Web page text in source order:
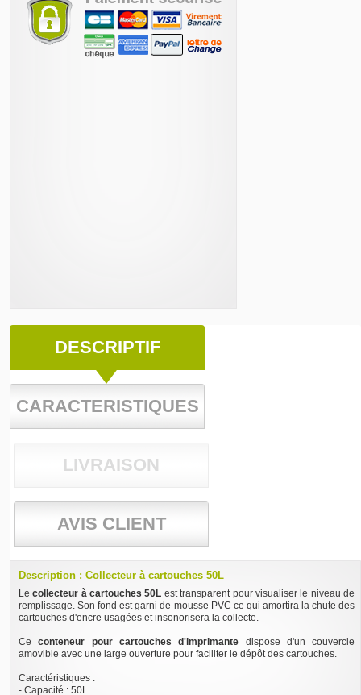
DESCRIPTIF
CARACTERISTIQUES
LIVRAISON
AVIS CLIENT
Description : Collecteur à cartouches 50L
Lecollecteur à cartouches 50L est transparent pour visualiser le niveau de
remplissage. Son fond est garni de mousse PVC ce qui amortira la chute des
cartouches d'encre usagées et insonorisera la collecte.
Ceconteneur pour cartouches d'imprimante dispose d'un couvercle
amovible avec une large ouverture pour faciliter le dépôt des cartouches.
Caractéristiques :
- Capacité : 50L